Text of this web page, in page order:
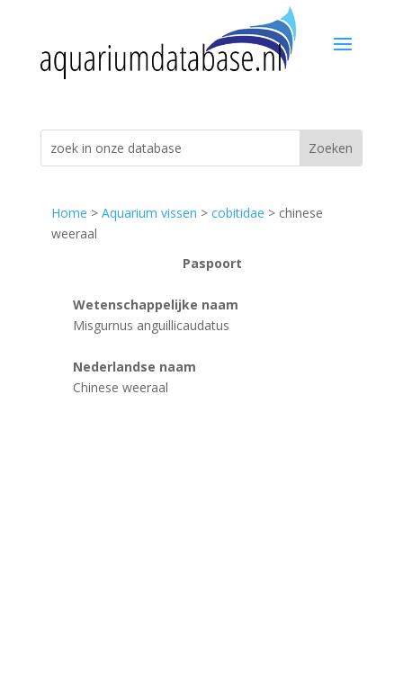
Home > Aquarium vissen > cobitidae > chinese
weeraal
Paspoort
Wetenschappelijke naam
Misgurnus anguillicaudatus
Nederlandse naam
Chinese weeraal